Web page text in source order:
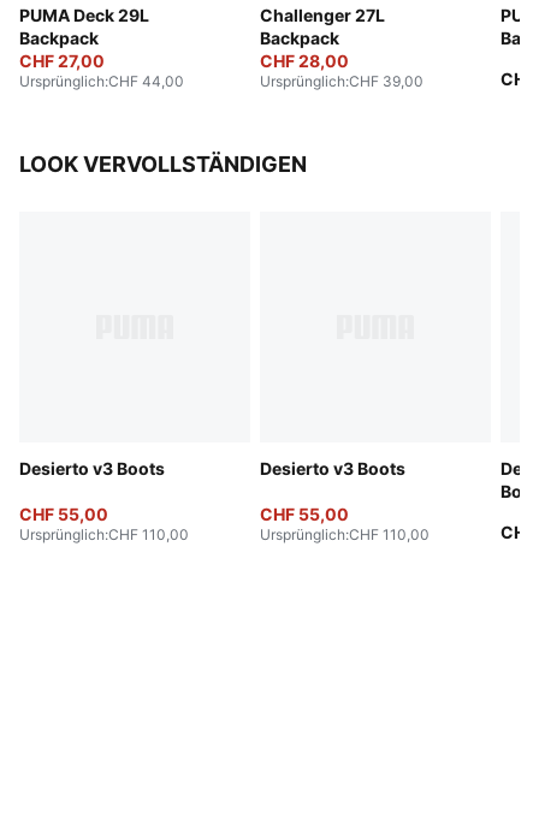
PUMA Deck 29L
Backpack
CHF 27,00
Ursprünglich:CHF 44,00
Challenger 27L
Backpack
CHF 28,00
Ursprünglich:CHF 39,00
LOOK VERVOLLSTÄNDIGEN
Desierto v3 Boots
CHF 55,00
Ursprünglich:CHF 110,00
Desierto v3 Boots
CHF 55,00
Ursprünglich:CHF 110,00